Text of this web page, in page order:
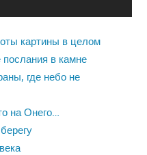
картины в целом
в камне
где небо не
на Онего…